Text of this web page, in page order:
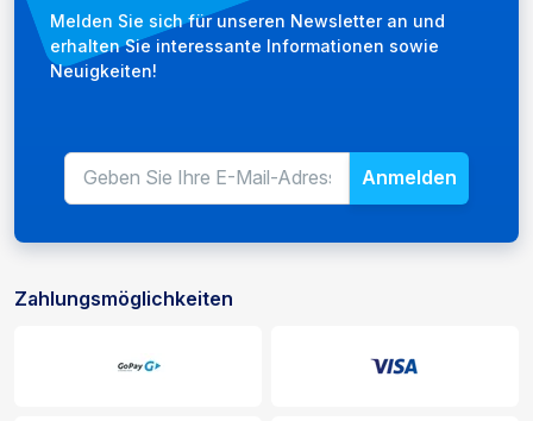
Newsletter
Melden Sie sich für unseren Newsletter an und
erhalten Sie interessante Informationen sowie
Neuigkeiten!
E-Mail-Adresse für den
Geben Sie Ihre E-Mail-Adresse
Anmelden
Zahlungs- und Liefermöglichkeiten
Zahlungsmöglichkeiten